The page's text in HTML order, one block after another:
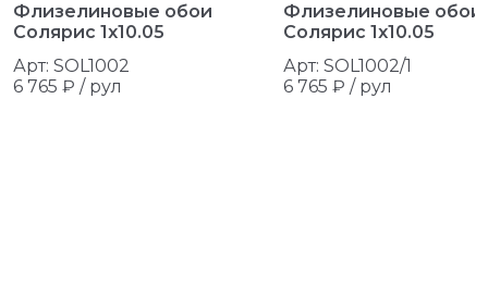
Флизелиновые обои
Солярис 1x10.05
Арт: SOL1002
6 765 ₽ / рул
Флизелиновые обои
Солярис 1x10.05
Арт: SOL1002/1
6 765 ₽ / рул